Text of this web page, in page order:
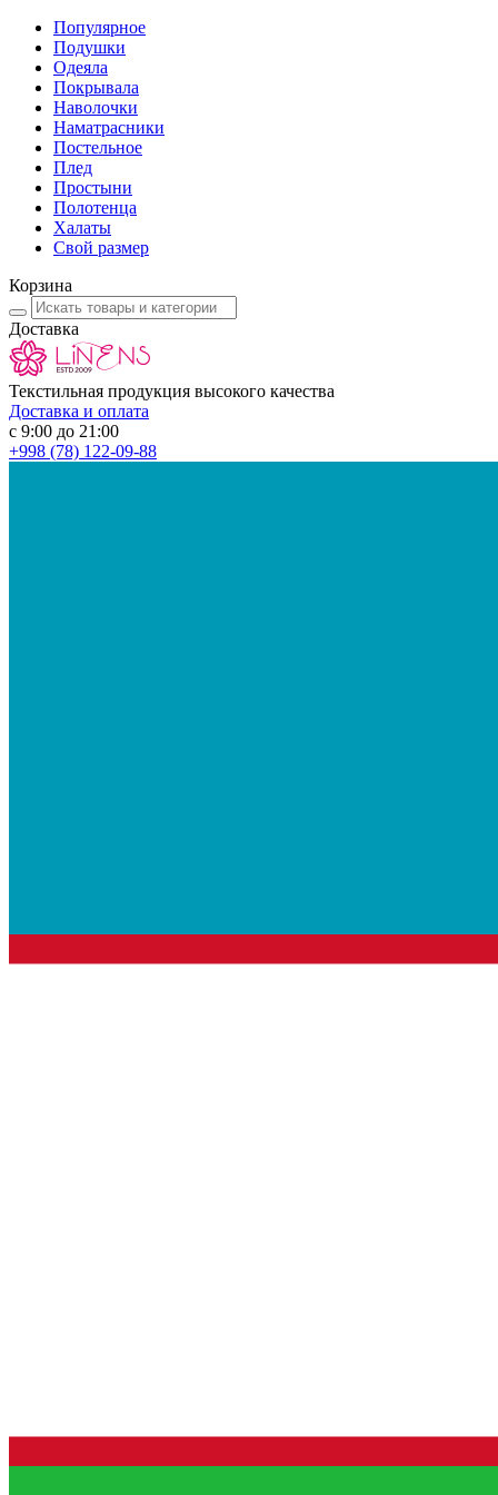
Популярное
Подушки
Одеяла
Покрывала
Наволочки
Наматрасники
Постельное
Плед
Простыни
Полотенца
Халаты
Свой размер
Корзина
Доставка
Текстильная продукция высокого качества
Доставка и оплата
с 9:00 до 21:00
+998 (78) 122-09-88